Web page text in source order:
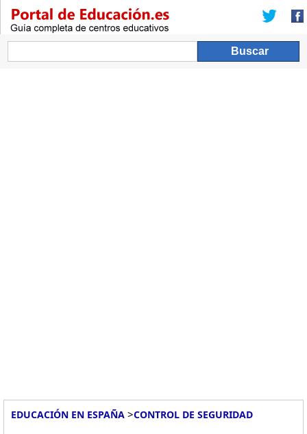
EDUCACIÓN EN ESPAÑA >CONTROL DE SEGURIDAD